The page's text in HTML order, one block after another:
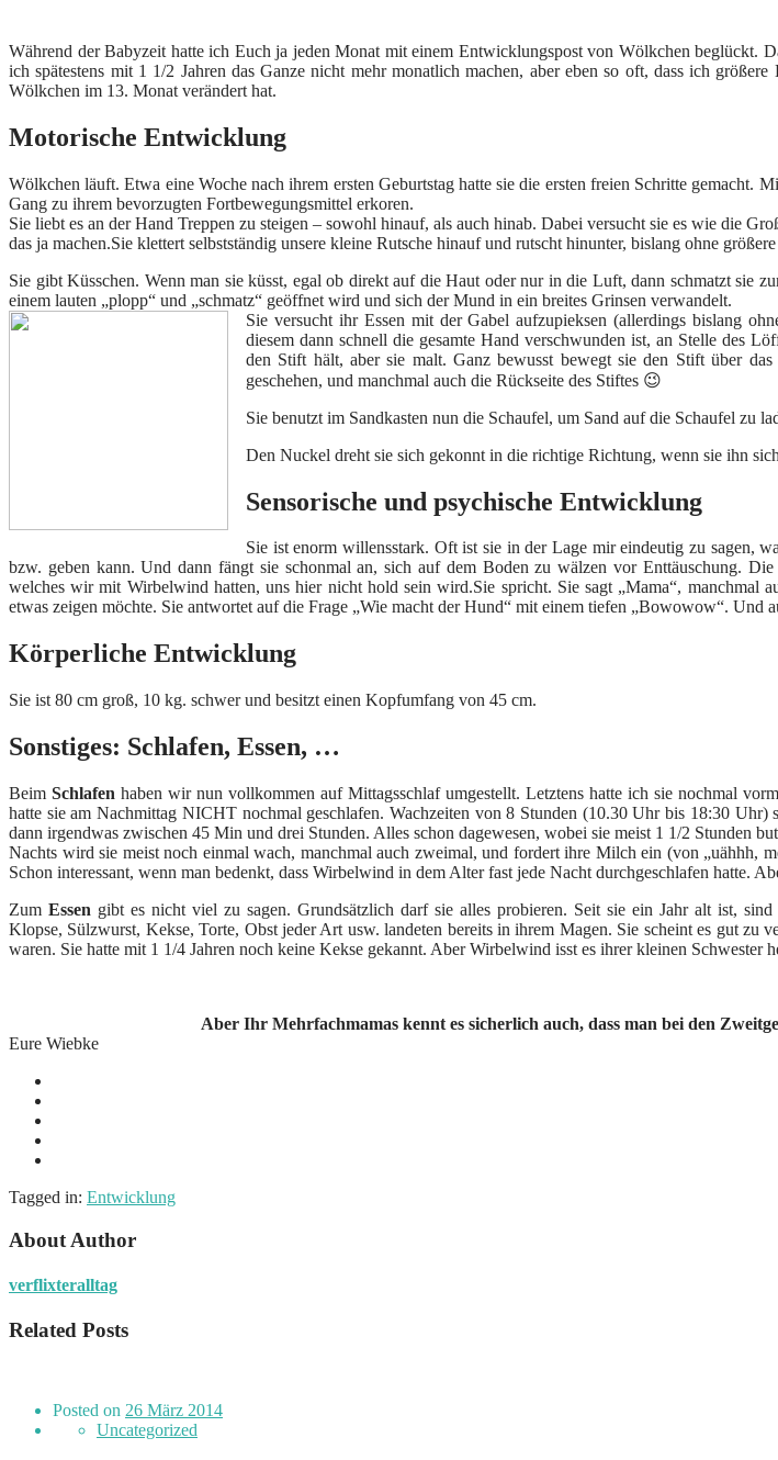
Während der Babyzeit hatte ich Euch ja jeden Monat mit einem Entwicklungspost von Wölkchen beglückt.
ich spätestens mit 1 1/2 Jahren das Ganze nicht mehr monatlich machen, aber eben so oft, dass ich
Wölkchen im 13. Monat verändert hat.
Motorische Entwicklung
Wölkchen läuft. Etwa eine Woche nach ihrem ersten Geburtstag hatte sie die ersten freien Schritte gemacht.
Gang zu ihrem bevorzugten Fortbewegungsmittel erkoren.
Sie liebt es an der Hand Treppen zu steigen – sowohl hinauf, als auch hinab. Dabei versucht sie es wie die
das ja machen.Sie klettert selbstständig unsere kleine Rutsche hinauf und rutscht hinunter, bislang ohne
Sie gibt Küsschen. Wenn man sie küsst, egal ob direkt auf die Haut oder nur in die Luft, dann schmatzt sie
einem lauten „plopp“ und „schmatz“ geöffnet wird und sich der Mund in ein breites Grinsen verwandelt.
Sie versucht ihr Essen mit der Gabel aufzupieksen (allerdings bislang
diesem dann schnell die gesamte Hand verschwunden ist, an Stelle des
den Stift hält, aber sie malt. Ganz bewusst bewegt sie den Stift über
geschehen, und manchmal auch die Rückseite des Stiftes 😉
Sie benutzt im Sandkasten nun die Schaufel, um Sand auf die Schaufel zu
Den Nuckel dreht sie sich gekonnt in die richtige Richtung, wenn sie ihn
Sensorische und psychische Entwicklung
Sie ist enorm willensstark. Oft ist sie in der Lage mir eindeutig zu sagen,
bzw. geben kann. Und dann fängt sie schonmal an, sich auf dem Boden zu wälzen vor Enttäuschung.
welches wir mit Wirbelwind hatten, uns hier nicht hold sein wird.Sie spricht. Sie sagt „Mama“, manchmal
etwas zeigen möchte. Sie antwortet auf die Frage „Wie macht der Hund“ mit einem tiefen „Bowowow“. Und
Körperliche Entwicklung
Sie ist 80 cm groß, 10 kg. schwer und besitzt einen Kopfumfang von 45 cm.
Sonstiges: Schlafen, Essen, …
Beim Schlafen haben wir nun vollkommen auf Mittagsschlaf umgestellt. Letztens hatte ich sie nochmal
hatte sie am Nachmittag NICHT nochmal geschlafen. Wachzeiten von 8 Stunden (10.30 Uhr bis 18:30
dann irgendwas zwischen 45 Min und drei Stunden. Alles schon dagewesen, wobei sie meist 1 1/2 Stunden
Nachts wird sie meist noch einmal wach, manchmal auch zweimal, und fordert ihre Milch ein (von „uähhh,
Schon interessant, wenn man bedenkt, dass Wirbelwind in dem Alter fast jede Nacht durchgeschlafen hatte.
Zum Essen gibt es nicht viel zu sagen. Grundsätzlich darf sie alles probieren. Seit sie ein Jahr alt ist,
Klopse, Sülzwurst, Kekse, Torte, Obst jeder Art usw. landeten bereits in ihrem Magen. Sie scheint es gut zu
waren. Sie hatte mit 1 1/4 Jahren noch keine Kekse gekannt. Aber Wirbelwind isst es ihrer kleinen Schwester
Aber Ihr Mehrfachmamas kennt es sicherlich auch, dass man bei den
Eure Wiebke
Tagged in: Entwicklung
About Author
verflixteralltag
Related Posts
Posted on 26 März 2014
Uncategorized